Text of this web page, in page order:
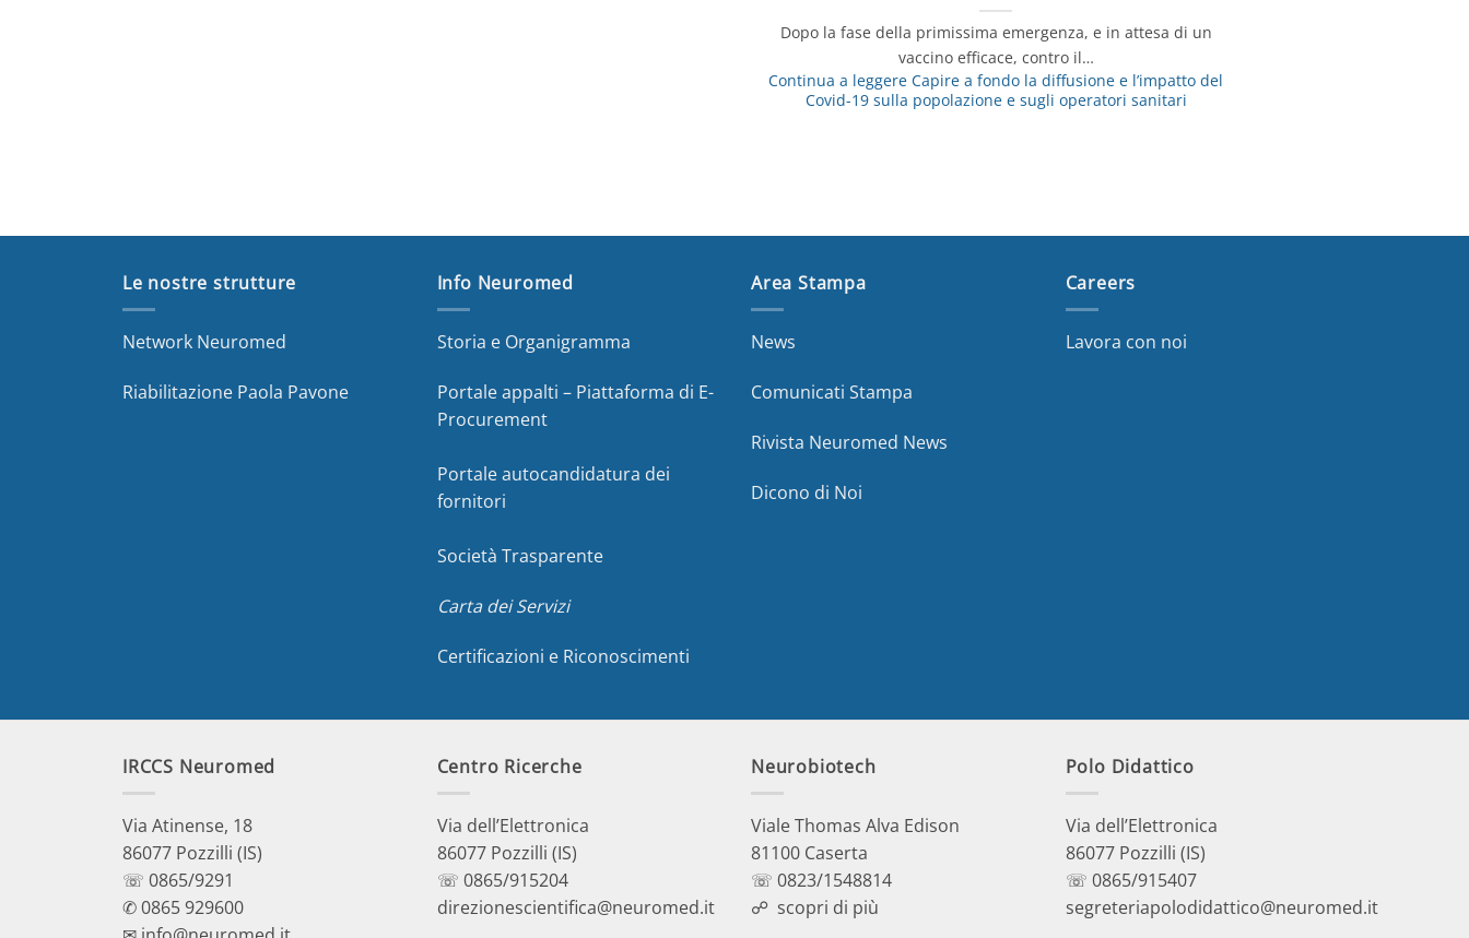
Dopo la fase della primissima emergenza, e in attesa di un
vaccino efficace, contro il…
Continua a leggere Capire a fondo la diffusione e l’impatto del
Covid-19 sulla popolazione e sugli operatori sanitari
Le nostre strutture
Network Neuromed
Riabilitazione Paola Pavone
Info Neuromed
Storia e Organigramma
Portale appalti – Piattaforma di E-
Procurement
Portale autocandidatura dei
fornitori
Società Trasparente
Carta dei Servizi
Certificazioni e Riconoscimenti
Area Stampa
News
Comunicati Stampa
Rivista Neuromed News
Dicono di Noi
Careers
Lavora con noi
IRCCS Neuromed
Via Atinense, 18
86077 Pozzilli (IS)
☏ 0865/9291
✆ 0865 929600
Centro Ricerche
Via dell’Elettronica
86077 Pozzilli (IS)
☏ 0865/915204
direzionescientifica@neuromed.it
Neurobiotech
Viale Thomas Alva Edison
81100 Caserta
☏ 0823/1548814
☍ scopri di più
Polo Didattico
Via dell’Elettronica
86077 Pozzilli (IS)
☏ 0865/915407
segreteriapolodidattico@neuromed.it